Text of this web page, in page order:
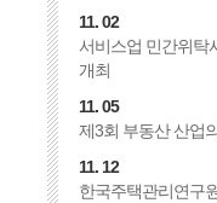
11. 02
서비스업 민간위탁
개최
11. 05
제3회 부동산 산업
11. 12
한국주택관리연구